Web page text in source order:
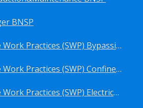
BNSP
Sertifikasi Safe Work Practices (SWP) Bypassing Critical Protection BNSP
Sertifikasi Safe Work Practices (SWP) Confined Space Entry BNSP
Sertifikasi Safe Work Practices (SWP) Electrical Safe Work BNSP